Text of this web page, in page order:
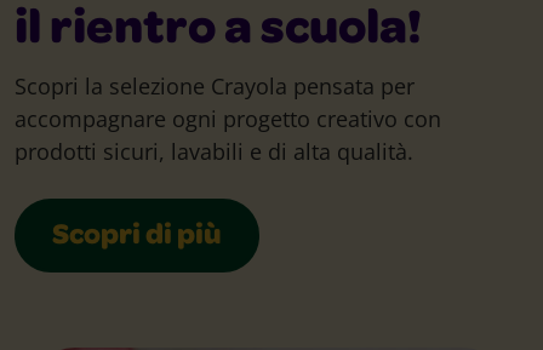
il rientro a scuola!
Scopri la selezione Crayola pensata per
accompagnare ogni progetto creativo con
prodotti sicuri, lavabili e di alta qualità.
Scopri di più